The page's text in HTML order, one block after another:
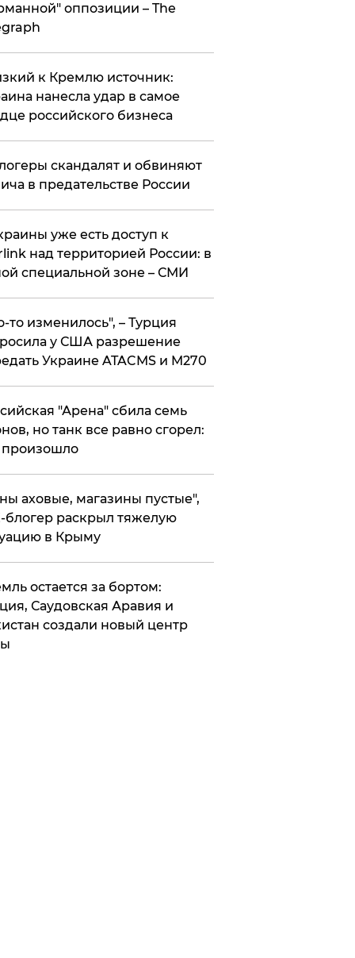
оппозиции – The
к Кремлю источник:
нанесла удар в самое
российского бизнеса
скандалят и обвиняют
в предательстве России
уже есть доступ к
над территорией России: в
специальной зоне – СМИ
то изменилось", – Турция
у США разрешение
Украине ATACMS и M270
"Арена" сбила семь
но танк все равно сгорел:
произошло
аховые, магазины пустые",
раскрыл тяжелую
в Крыму
остается за бортом:
Саудовская Аравия и
создали новый центр